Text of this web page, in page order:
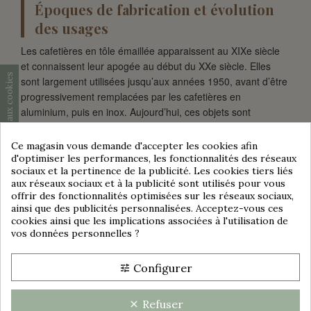
Époques de fabrication et évolution
des usages
Les cafetières en tôle émaillée apparaissent au XIXe siècle
et connaissent leur apogée au début du XXe siècle. Elles
sont largement utilisées jusqu’aux années 1950, avant d’être
progressivement remplacées par les cafetières en
aluminium, puis en inox. Aujourd’hui, ces objets sont
recherchés pour leur authenticité et leur charme nostalgique.
Comment les intégrer dans une
décoration intérieure ?
Elles trouvent facilement leur place dans un style
transformez une cafetière en tôle en
un vase original pour des fleurs séchées ou
Ce magasin vous demande d'accepter les cookies afin
d'optimiser les performances, les fonctionnalités des réseaux
sociaux et la pertinence de la publicité. Les cookies tiers liés
aux réseaux sociaux et à la publicité sont utilisés pour vous
offrir des fonctionnalités optimisées sur les réseaux sociaux,
ainsi que des publicités personnalisées. Acceptez-vous ces
cookies ainsi que les implications associées à l'utilisation de
vos données personnelles ?
tune Configurer
clear Refuser
group_work
Consentement aux cookies